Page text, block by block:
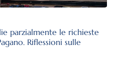
parzialmente le richieste
Riflessioni sulle